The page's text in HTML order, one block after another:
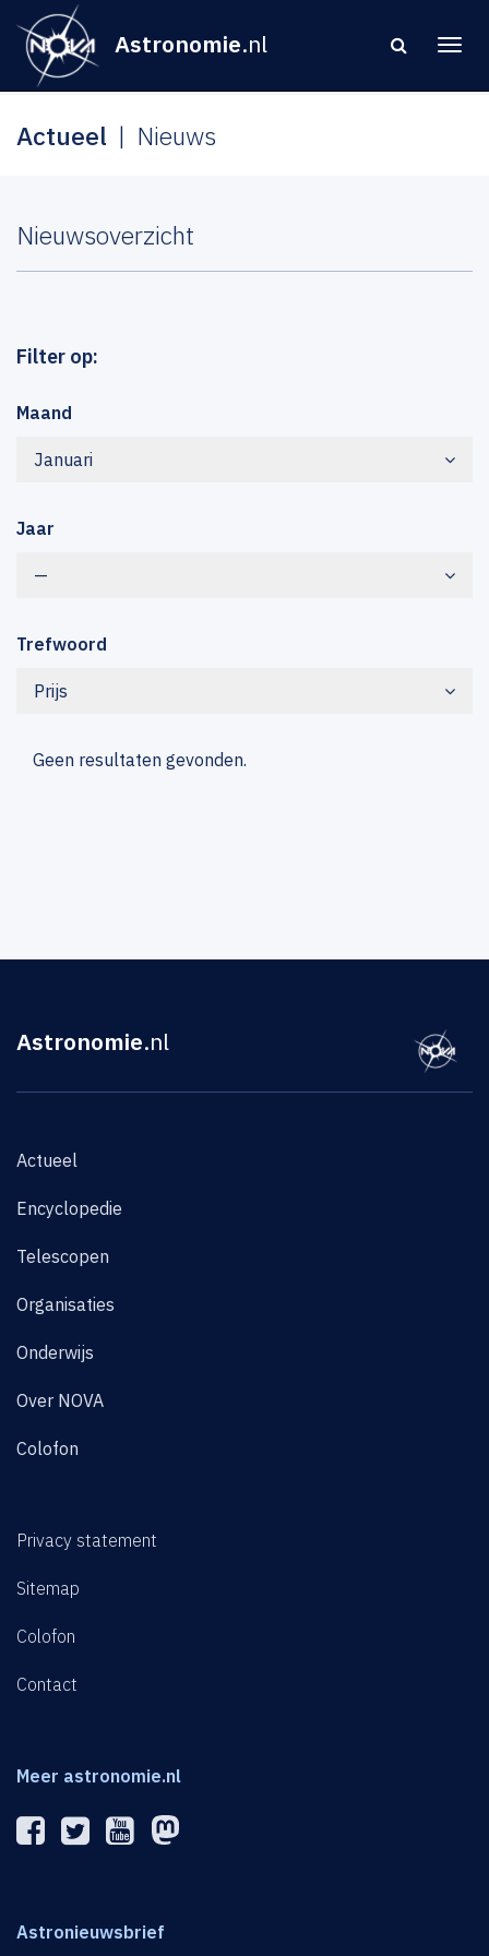
Astronomie.nl
Actueel Nieuws
Nieuwsoverzicht
Filter op:
Maand
Januari
Jaar
—
Trefwoord
Prijs
Geen resultaten gevonden.
Astronomie.nl
Actueel
Encyclopedie
Telescopen
Organisaties
Onderwijs
Over NOVA
Colofon
Privacy statement
Sitemap
Colofon
Contact
Meer astronomie.nl
Astronieuwsbrief